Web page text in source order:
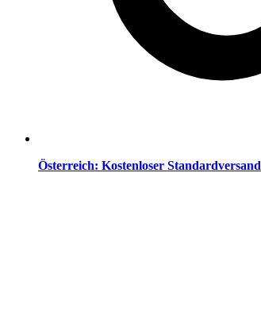
Österreich: Kostenloser Standardversand